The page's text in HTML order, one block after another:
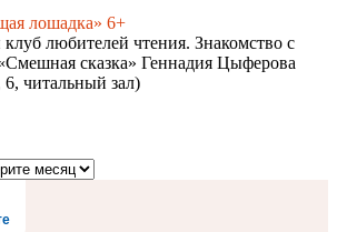
лошадка» 6+
клуб любителей чтения. Знакомство с
сказка» Геннадия Цыферова
6, читальный зал)